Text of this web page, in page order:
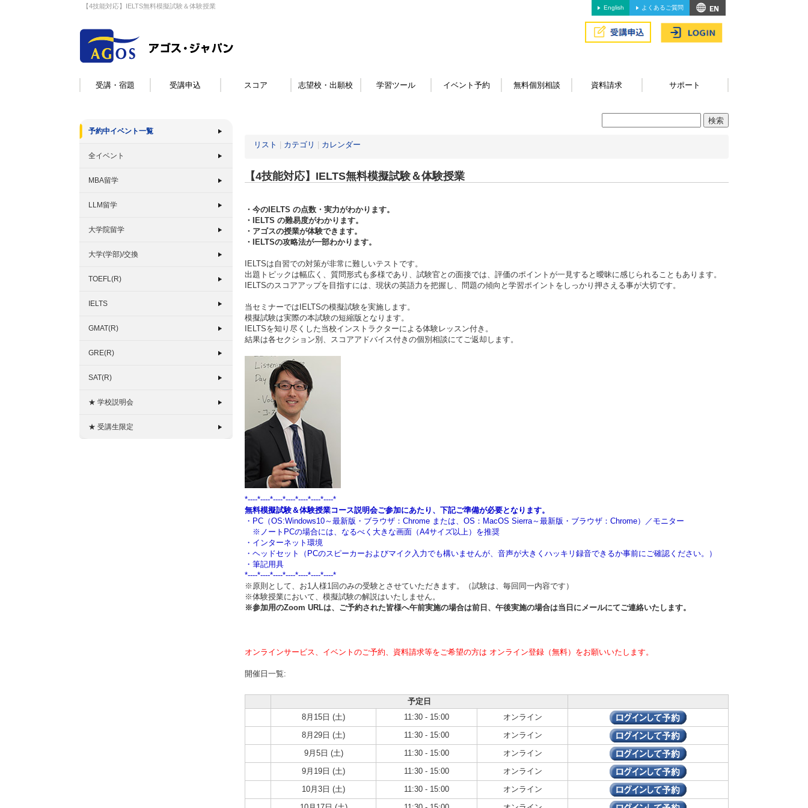
【4技能対応】IELTS無料模擬試験＆体験授業 English よくあるご質問
受講・宿題 受講申込 スコア 志望校・出願校 学習ツール イベント予約 無料個別相談 資料請求 サポート
予約中イベント一覧
全イベント
MBA留学
LLM留学
大学院留学
大学(学部)/交換
TOEFL(R)
IELTS
GMAT(R)
GRE(R)
SAT(R)
★ 学校説明会
★ 受講生限定
リスト カテゴリ カレンダー
【4技能対応】IELTS無料模擬試験＆体験授業
・今のIELTS の点数・実力がわかります。
・IELTS の難易度がわかります。
・アゴスの授業が体験できます。
・IELTSの攻略法が一部わかります。
IELTSは自習での対策が非常に難しいテストです。
出題トピックは幅広く、質問形式も多様であり、試験官との面接では、評価のポイントが一見すると曖昧に感じられることもあります。
IELTSのスコアアップを目指すには、現状の英語力を把握し、問題の傾向と学習ポイントをしっかり押さえる事が大切です。
当セミナーではIELTSの模擬試験を実施します。
模擬試験は実際の本試験の短縮版となります。
IELTSを知り尽くした当校インストラクターによる体験レッスン付き。
結果は各セクション別、スコアアドバイス付きの個別相談にてご返却します。
*----*----*----*----*----*----*----*
無料模擬試験＆体験授業コース説明会ご参加にあたり、下記ご準備が必要となります。
・PC（OS:Windows10～最新版・ブラウザ：Chrome または、OS：MacOS Sierra～最新版・ブラウザ：Chrome）／モニター
※ノートPCの場合には、なるべく大きな画面（A4サイズ以上）を推奨
・インターネット環境
・ヘッドセット（PCのスピーカーおよびマイク入力でも構いませんが、音声が大きくハッキリ録音できるか事前にご確認ください。）
・筆記用具
*----*----*----*----*----*----*----*
※原則として、お1人様1回のみの受験とさせていただきます。（試験は、毎回同一内容です）
※体験授業において、模擬試験の解説はいたしません。
※参加用のZoom URLは、ご予約された皆様へ午前実施の場合は前日、午後実施の場合は当日 にメールにてご連絡いたします。
オンラインサービス、イベントのご予約、資料請求等をご希望の方は オンライン登録（無料）をお願いいたします。
開催日一覧:
予定日
8月15日 (土)
11:30 - 15:00
オンライン
8月29日 (土)
11:30 - 15:00
オンライン
9月5日 (土)
11:30 - 15:00
オンライン
9月19日 (土)
11:30 - 15:00
オンライン
10月3日 (土)
11:30 - 15:00
オンライン